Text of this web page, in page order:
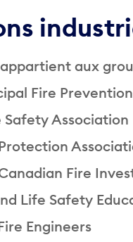
aux
Fire
Safety Association
Fire
Life Safety
Engineers